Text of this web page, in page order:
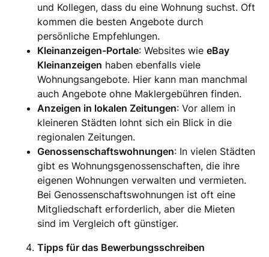
und Kollegen, dass du eine Wohnung suchst. Oft
kommen die besten Angebote durch
persönliche Empfehlungen.
Kleinanzeigen-Portale: Websites wieeBay
Kleinanzeigen haben ebenfalls viele
Wohnungsangebote. Hier kann man manchmal
auch Angebote ohne Maklergebühren finden.
Anzeigen in lokalen Zeitungen: Vor allem in
kleineren Städten lohnt sich ein Blick in die
regionalen Zeitungen.
Genossenschaftswohnungen: In vielen Städten
gibt es Wohnungsgenossenschaften, die ihre
eigenen Wohnungen verwalten und vermieten.
Bei Genossenschaftswohnungen ist oft eine
Mitgliedschaft erforderlich, aber die Mieten
sind im Vergleich oft günstiger.
Tipps für das Bewerbungsschreiben